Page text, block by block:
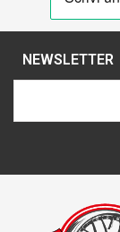
NEWSLETTER